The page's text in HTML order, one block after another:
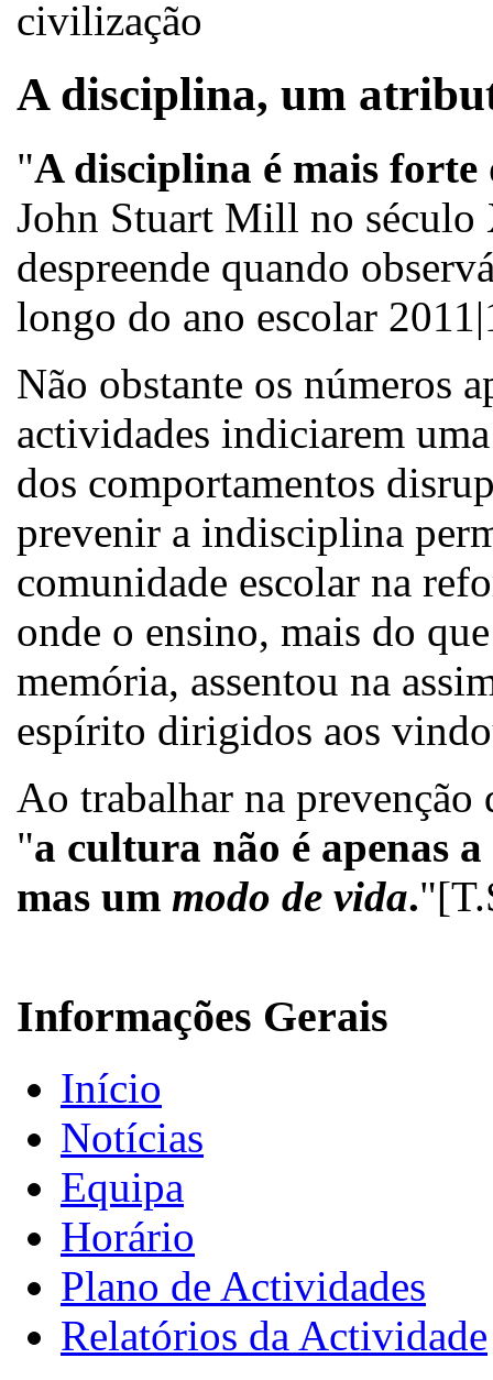
civilização
A disciplina, um
"A disciplina é mais forte
John Stuart Mill no século
despreende quando
longo do ano escolar
Não obstante os números
actividades indiciarem
dos comportamentos
prevenir a indisciplina
comunidade escolar na
onde o ensino, mais do
memória, assentou na
espírito dirigidos aos
Ao trabalhar na
"a cultura não é apenas
mas um modo de vida.
Informações Gerais
Início
Notícias
Equipa
Horário
Plano de Actividades
Relatórios da Actividade